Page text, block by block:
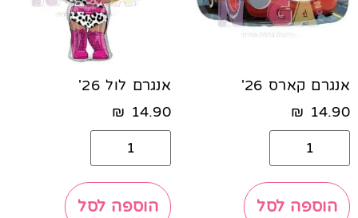
אנגרם קארס 26'
14.90
₪
הוספה לסל
אנגרם לול 26'
14.90
₪
הוספה לסל